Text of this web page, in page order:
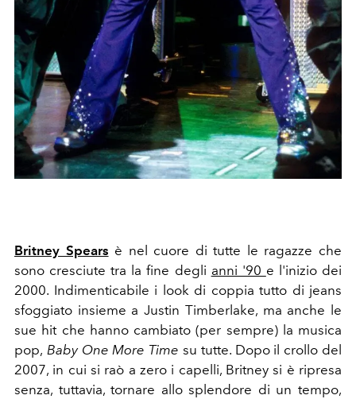
Britney Spears è nel cuore di tutte le ragazze che
sono cresciute tra la fine degli anni '90 e l'inizio dei
2000. Indimenticabile i look di coppia tutto di jeans
sfoggiato insieme a Justin Timberlake, ma anche le
sue hit che hanno cambiato (per sempre) la musica
pop, Baby One More Time su tutte. Dopo il crollo del
2007, in cui si raò a zero i capelli, Britney si è ripresa
senza, tuttavia, tornare allo splendore di un tempo,